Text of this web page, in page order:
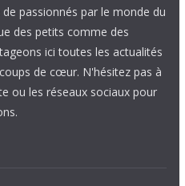
passionnés par le monde du
des petits comme des
ici toutes les actualités
de cœur. N'hésitez pas à
ou les réseaux sociaux pour